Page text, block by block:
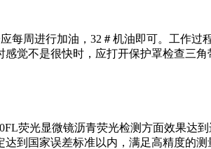
每周进行加油，32＃机油即可。工作过
觉不是很快时，应打开保护罩检查三
荧光显微镜沥青荧光检测方面效果达
到国家误差标准以内，满足高精度的